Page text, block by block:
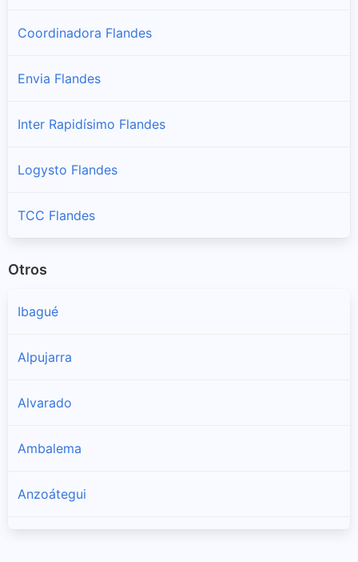
Coordinadora Flandes
Envia Flandes
Inter Rapidísimo Flandes
Logysto Flandes
TCC Flandes
Otros
Ibagué
Alpujarra
Alvarado
Ambalema
Anzoátegui